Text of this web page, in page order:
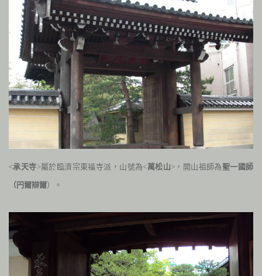
<承天寺>屬於臨濟宗東福寺派， 山號為<萬松山>，開山祖師為聖一國師
（円爾辯爾）。